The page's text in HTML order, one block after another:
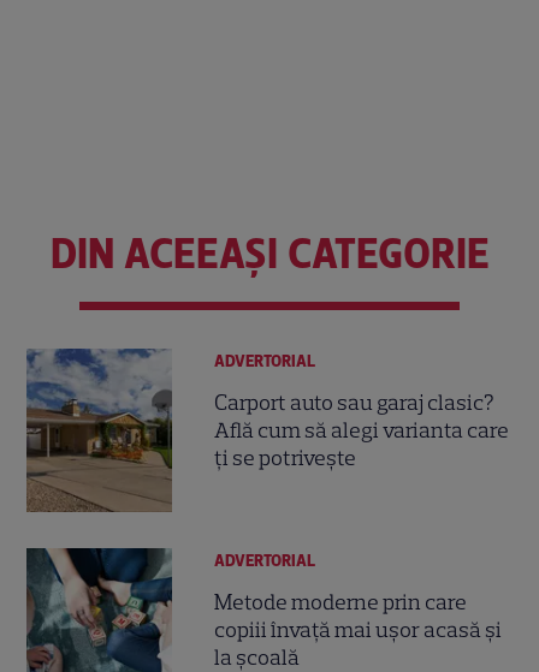
DIN ACEEAȘI CATEGORIE
ADVERTORIAL
Carport auto sau garaj clasic?
Află cum să alegi varianta care
ți se potrivește
ADVERTORIAL
Metode moderne prin care
copiii învață mai ușor acasă și
la școală